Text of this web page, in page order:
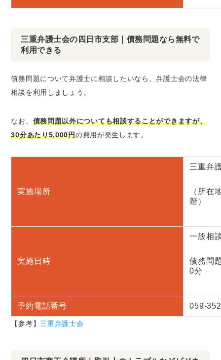
三重弁護士会の四日市支部｜債務問題なら無料で
利用できる
債務問題について弁護士に相談したいなら、弁護士会の法律
相談を利用しましょう。
なお、 債務問題以外についても相談することができますが、
30分あたり5,000円の費用が発生します。
実施場所
三重弁
（所在
階）
実施日時
一般相
債務問
0分
予約電話番号 059-
【参考】 三重弁護士会